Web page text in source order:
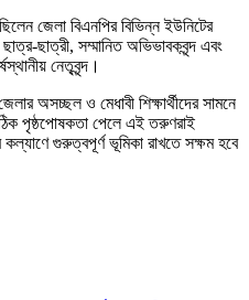
জেলা বিএনপির বিভিন্ন ইউনিটের
ছাত্রী, সম্মানিত অভিভাবকবৃন্দ এবং
নেতৃবৃন্দ।
অসচ্ছল ও মেধাবী শিক্ষার্থীদের সামনে
পৃষ্ঠপোষকতা পেলে এই তরুণরাই
গুরুত্বপূর্ণ ভূমিকা রাখতে সক্ষম হবে